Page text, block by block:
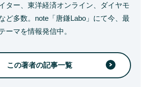
ター、東洋経済オンライン、ダイヤモ
ど多数。note「唐鎌Labo」にて今、最
ーマを情報発信中。
この著者の記事一覧